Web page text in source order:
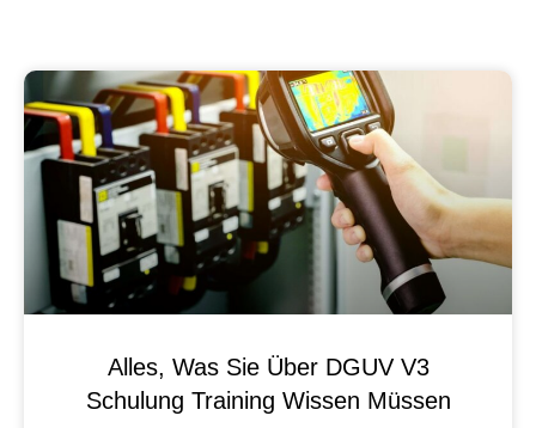
Alles, Was Sie Über DGUV V3
Schulung Training Wissen Müssen